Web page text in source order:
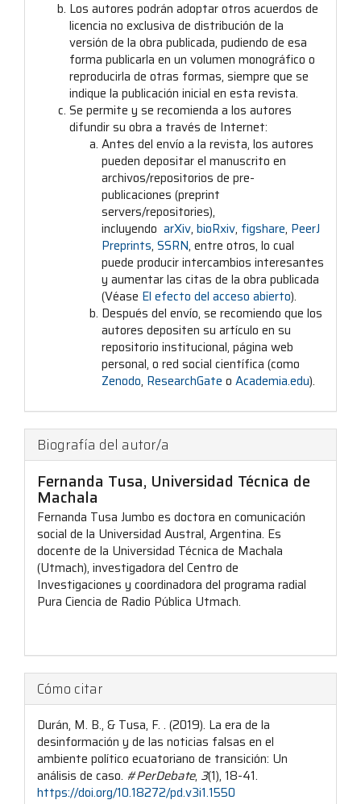
Los autores podrán adoptar otros acuerdos de
licencia no exclusiva de distribución de la
versión de la obra publicada, pudiendo de esa
forma publicarla en un volumen monográfico o
reproducirla de otras formas, siempre que se
indique la publicación inicial en esta revista.
Se permite y se recomienda a los autores
difundir su obra a través de Internet:
Antes del envío a la revista, los autores
pueden depositar el manuscrito en
archivos/repositorios de pre-
publicaciones (preprint
servers/repositories),
incluyendo arXiv, bioRxiv, figshare, PeerJ
Preprints, SSRN, entre otros, lo cual
puede producir intercambios interesantes
y aumentar las citas de la obra publicada
(Véase El efecto del acceso abierto).
Después del envío, se recomiendo que los
autores depositen su artículo en su
repositorio institucional, página web
personal, o red social científica (como
Zenodo, ResearchGate o Academia.edu).
Biografía del autor/a
Fernanda Tusa, Universidad Técnica de
Machala
Fernanda Tusa Jumbo es doctora en comunicación
social de la Universidad Austral, Argentina. Es
docente de la Universidad Técnica de Machala
(Utmach), investigadora del Centro de
Investigaciones y coordinadora del programa radial
Pura Ciencia de Radio Pública Utmach.
Cómo citar
Durán, M. B., & Tusa, F. . (2019). La era de la
desinformación y de las noticias falsas en el
ambiente político ecuatoriano de transición: Un
análisis de caso. #PerDebate, 3(1), 18-41.
https://doi.org/10.18272/pd.v3i1.1550